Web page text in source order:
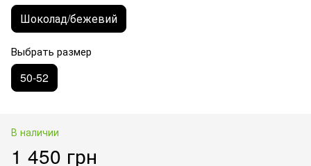
Шоколад/бежевий
Выбрать размер
50-52
В наличии
1 450 грн